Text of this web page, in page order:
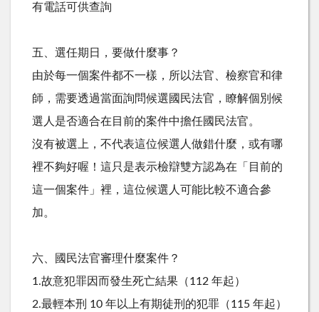
有電話可供查詢
五、選任期日，要做什麼事？
由於每一個案件都不一樣，所以法官、檢察官和律
師，需要透過當面詢問候選國民法官，瞭解個別候
選人是否適合在目前的案件中擔任國民法官。
沒有被選上，不代表這位候選人做錯什麼，或有哪
裡不夠好喔！這只是表示檢辯雙方認為在「目前的
這一個案件」裡，這位候選人可能比較不適合參
加。
六、國民法官審理什麼案件？
1.故意犯罪因而發生死亡結果（112 年起）
2.最輕本刑 10 年以上有期徒刑的犯罪（115 年起）